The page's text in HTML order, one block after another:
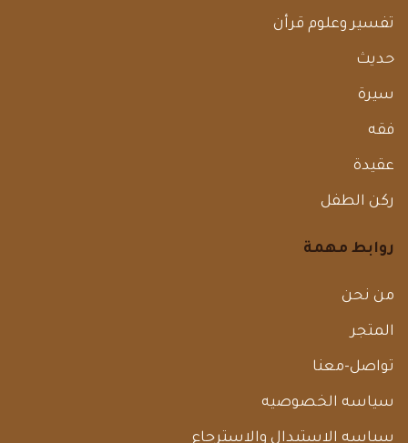
تفسير وعلوم قرأن
حديث
سيرة
فقه
عقيدة
ركن الطفل
روابط مهمة
من نحن
المتجر
تواصل-معنا
سياسه الخصوصيه
سياسه الاستبدال والاسترجاع